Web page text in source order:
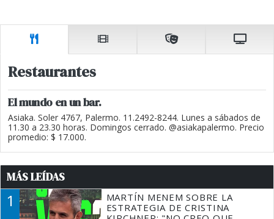
Restaurantes
El mundo en un bar.
Asiaka. Soler 4767, Palermo. 11.2492-8244. Lunes a sábados de
11.30 a 23.30 horas. Domingos cerrado. @asiakapalermo. Precio
promedio: $ 17.000.
MÁS LEÍDAS
1
MARTÍN MENEM SOBRE LA
ESTRATEGIA DE CRISTINA